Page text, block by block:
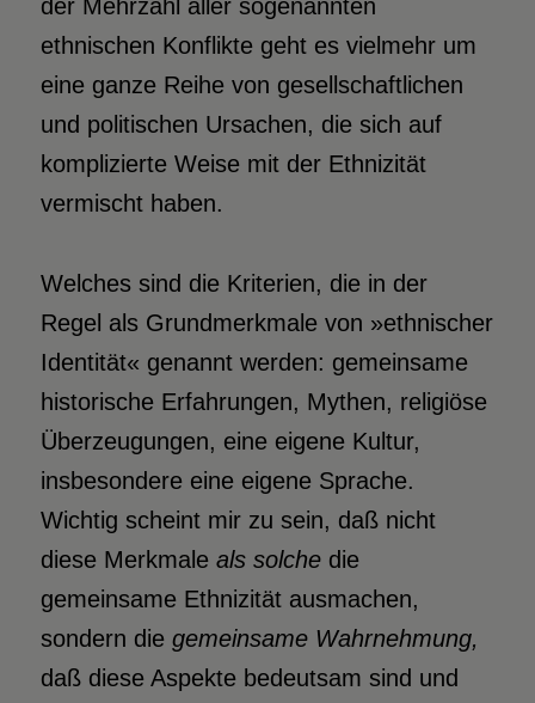
der Mehrzahl aller sogenannten
ethnischen Konflikte geht es vielmehr um
eine ganze Reihe von gesellschaftlichen
und politischen Ursachen, die sich auf
komplizierte Weise mit der Ethnizität
vermischt haben.
Welches sind die Kriterien, die in der
Regel als Grundmerkmale von »ethnischer
Identität« genannt werden: gemeinsame
historische Erfahrungen, Mythen, religiöse
Überzeugungen, eine eigene Kultur,
insbesondere eine eigene Sprache.
Wichtig scheint mir zu sein, daß nicht
diese Merkmale als solche die
gemeinsame Ethnizität ausmachen,
sondern die gemeinsame Wahrnehmung,
daß diese Aspekte bedeutsam sind und